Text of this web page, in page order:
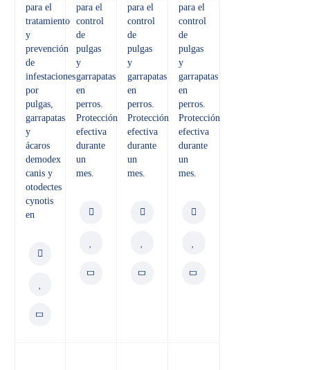
para el
tratamiento
y
prevención
de
infestaciones
por
pulgas,
garrapatas
y
ácaros
demodex
canis y
otodectes
cynotis
en
para el
control
de
pulgas
y
garrapatas
en
perros.
Protección
efectiva
durante
un
mes.
para el
control
de
pulgas
y
garrapatas
en
perros.
Protección
efectiva
durante
un
mes.
para el
control
de
pulgas
y
garrapatas
en
perros.
Protección
efectiva
durante
un
mes.